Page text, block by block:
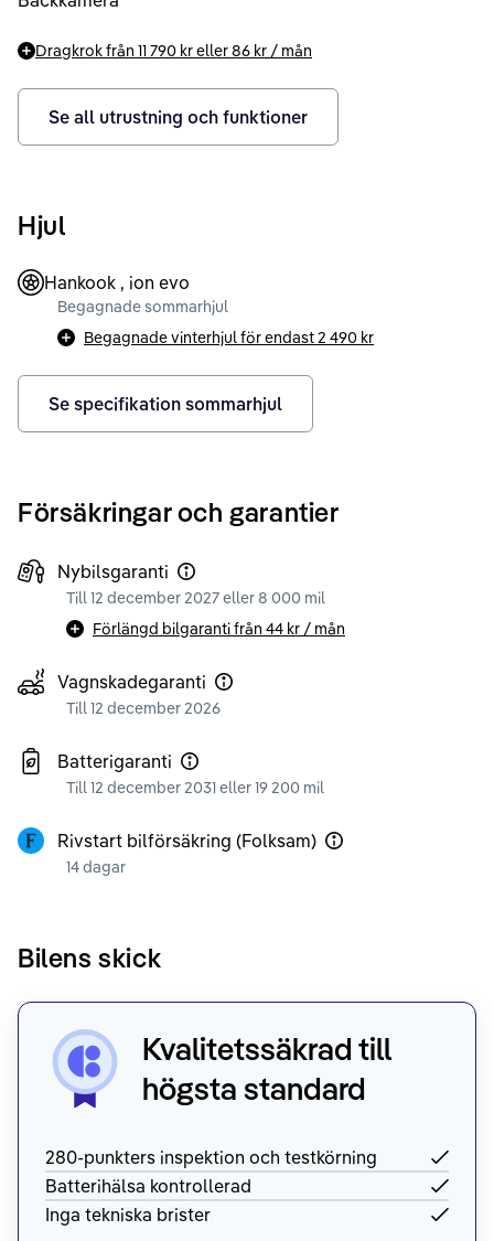
Dragkrok från 11 790 kreller86 kr / mån
Se all utrustning och funktioner
Hjul
Hankook , ion evo
Begagnade sommarhjul
Begagnade vinterhjul för endast2 490 kr
Se specifikation sommarhjul
Försäkringar och garantier
Nybilsgaranti
Till 12 december 2027 eller 8 000 mil
Förlängd bilgaranti från 44 kr / mån
Vagnskadegaranti
Till 12 december 2026
Batterigaranti
Till 12 december 2031 eller 19 200 mil
Rivstart bilförsäkring (Folksam)
14 dagar
Bilens skick
Kvalitetssäkrad till
högsta standard
280-punkters inspektion och testkörning
Batterihälsa kontrollerad
Inga tekniska brister